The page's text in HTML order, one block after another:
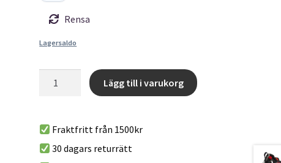
Rensa
Lagersaldo
mängd
Lägg till i varukorg
t
e
Fraktfritt från 1500kr
30 dagars returrätt